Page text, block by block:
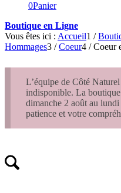
0Panier
Boutique en Ligne
Vous êtes ici : Accueil1 /
Hommages3 / Coeur4 / Coeur
L’équipe de Côté
indisponible. La boutique
dimanche 2 août au
patience et votre